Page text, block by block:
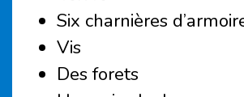
Six charnières
Vis
Des forets